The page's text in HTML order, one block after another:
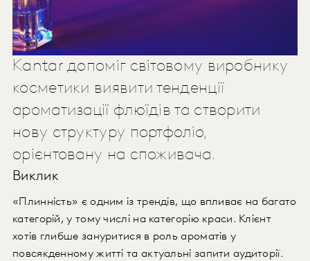
Kantar допоміг світовому виробнику
косметики виявити тенденції
ароматизації флюїдів та створити
нову структуру портфоліо,
орієнтовану на споживача.
Виклик
«Плинність» є одним із трендів, що впливає на багато
категорій, у тому числі на категорію краси. Клієнт
хотів глибше зануритися в роль ароматів у
повсякденному житті та актуальні запити аудиторії.